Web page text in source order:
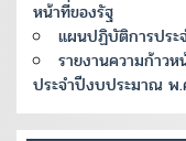
หน้าที่ของรัฐ
แผนปฏิบัติการปร
รายงานความก้าว
ประจำปีงบประมาณ พ